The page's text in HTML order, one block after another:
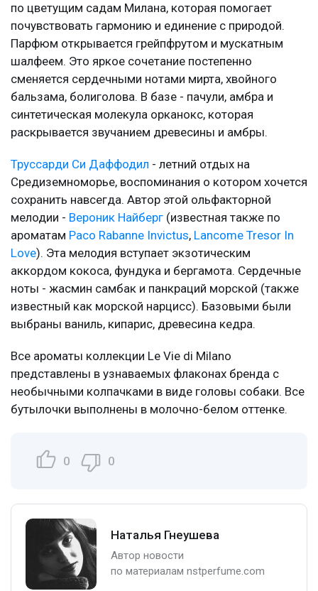
по цветущим садам Милана, которая помогает
почувствовать гармонию и единение с природой.
Парфюм открывается грейпфрутом и мускатным
шалфеем. Это яркое сочетание постепенно
сменяется сердечными нотами мирта, хвойного
бальзама, болиголова. В базе - пачули, амбра и
синтетическая молекула орканокс, которая
раскрывается звучанием древесины и амбры.
Труссарди Си Даффодил - летний отдых на
Средиземноморье, воспоминания о котором хочется
сохранить навсегда. Автор этой ольфакторной
мелодии - Вероник Найберг (известная также по
ароматам Paco Rabanne Invictus, Lancome Tresor In
Love). Эта мелодия вступает экзотическим
аккордом кокоса, фундука и бергамота. Сердечные
ноты - жасмин самбак и панкраций морской (также
известный как морской нарцисс). Базовыми были
выбраны ваниль, кипарис, древесина кедра.
Все ароматы коллекции Le Vie di Milano
представлены в узнаваемых флаконах бренда с
необычными колпачками в виде головы собаки. Все
бутылочки выполнены в молочно-белом оттенке.
0 0
Наталья Гнеушева
Автор новости
по материалам nstperfume.com